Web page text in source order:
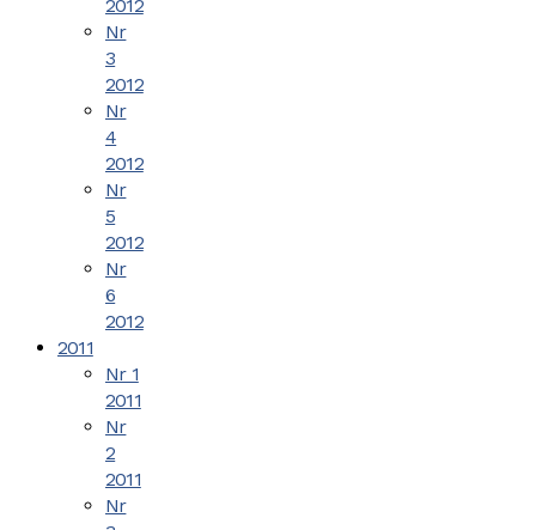
2012
Nr
3
2012
Nr
4
2012
Nr
5
2012
Nr
6
2012
2011
Nr 1
2011
Nr
2
2011
Nr